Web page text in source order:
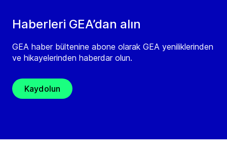
Haberleri GEA’dan alın
GEA haber bültenine abone olarak GEA yeniliklerinden
ve hikayelerinden haberdar olun.
Kaydolun